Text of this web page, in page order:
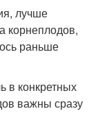
лучше
корнеплодов,
раньше
в конкретных
важны сразу